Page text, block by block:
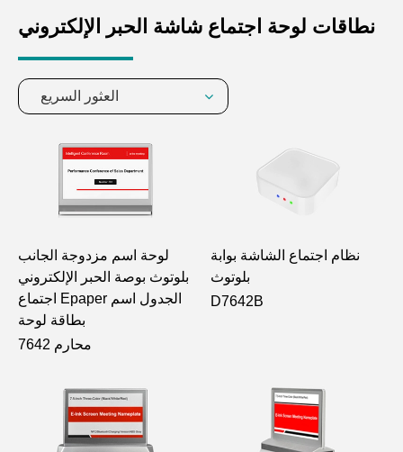
نطاقات لوحة اجتماع شاشة الحبر الإلكتروني
العثور السريع
لوحة اسم مزدوجة الجانب
بلوتوث بوصة الحبر الإلكتروني
اجتماع Epaper الجدول اسم
بطاقة لوحة
محارم 7642
نظام اجتماع الشاشة بوابة
بلوتوث
D7642B